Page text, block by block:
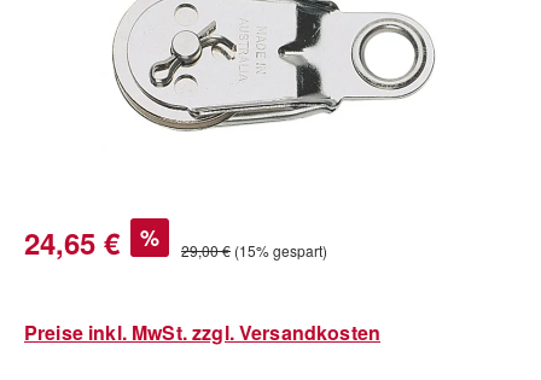
Verkaufspreis:
24,65 € % Regulärer Preis:
29,00 € (15% gespart)
Preise inkl. MwSt. zzgl. Versandkosten